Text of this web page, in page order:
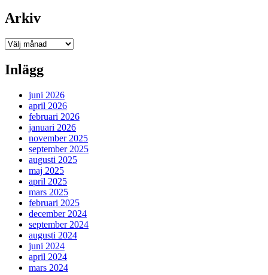
Arkiv
Arkiv
Inlägg
juni 2026
april 2026
februari 2026
januari 2026
november 2025
september 2025
augusti 2025
maj 2025
april 2025
mars 2025
februari 2025
december 2024
september 2024
augusti 2024
juni 2024
april 2024
mars 2024